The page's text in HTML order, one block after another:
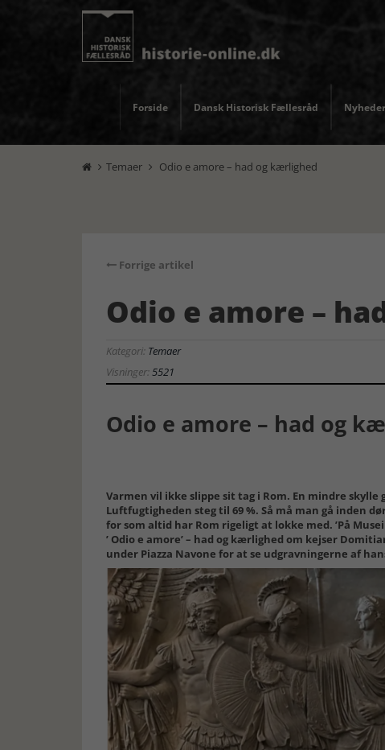
Forside Dansk Historisk Fællesråd
 Temaer  Odio e amore – had og kærlighed
Forrige artikel
Odio e amore –
Kategori: Temaer
Visninger:5521
Odio e amore – had og
Varmen vil ikke slippe sit tag i Rom. En mindre skylle
Luftfugtigheden steg til 69 %. Så må man gå inden
for som altid har Rom rigeligt at lokke med. ’På
’ Odio e amore’ – had og kærlighed om kejser
under Piazza Navone for at se udgravningerne af